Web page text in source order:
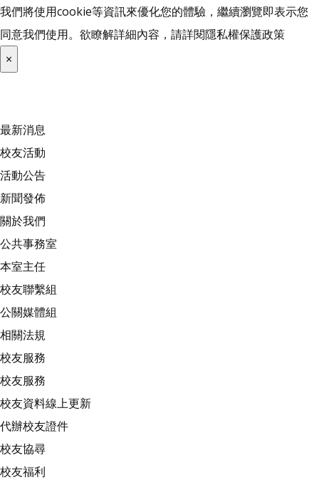
我們將使用cookie等資訊來優化您的體驗，繼續瀏覽即表示您
同意我們使用。欲瞭解詳細內容，請詳閱隱私權保護政策
×
最新消息
校友活動
活動公告
新聞發佈
關於我們
公共事務室
本室主任
校友聯繫組
公關媒體組
相關法規
校友服務
校友服務
校友資料線上更新
代辦校友證件
校友協尋
校友福利